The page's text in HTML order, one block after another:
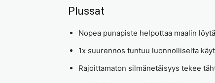
Plussat
Nopea punapiste helpottaa maalin
1x suurennos tuntuu luonnolliselta
Rajoittamaton silmänetäisyys tekee